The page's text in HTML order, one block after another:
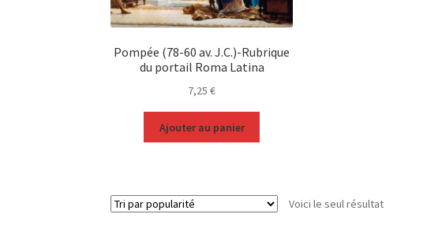
Pompée (78-60 av. J.C.)-Rubrique
du portail Roma Latina
7,25€
Ajouter au panier
Voici le seul résultat